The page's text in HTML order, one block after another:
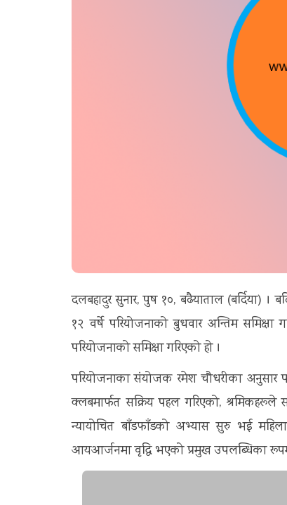
दलबहादुर सुनार, पुष १०, बढैयाताल (बर्दिया) ।
१२ वर्षे परियोजनाको बुधवार अन्तिम
परियोजनाको समिक्षा गरिएको हो ।
परियोजनाका संयोजक रमेश चौधरीका अनुसार
क्लबमार्फत सक्रिय पहल गरिएको, श्रमिकहरूले
न्यायोचित बाँडफाँडको अभ्यास सुरु भई
आयआर्जनमा वृद्धि भएको प्रमुख उपलब्धिका